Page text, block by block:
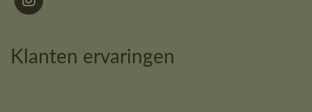
Klanten ervaringen